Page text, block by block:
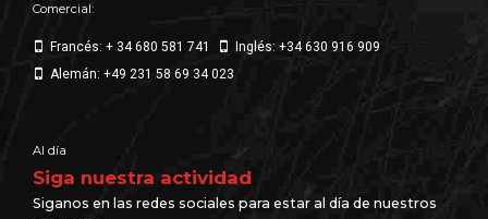
Comercial:
Francés: + 34 680 581 741
Inglés: +34 630 916 909
Alemán: +49 231 58 69 34 023
Al día
Siga nuestra actividad
Siganos en las redes sociales para estar al día de nuestros